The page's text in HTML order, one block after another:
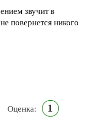
звучит в
повернется никого
Оценка: 1